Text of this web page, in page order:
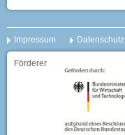
Impressum Datenschutz
Förderer